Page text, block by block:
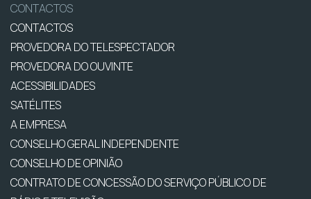
CONTACTOS
CONTACTOS
PROVEDORA DO TELESPECTADOR
PROVEDORA DO OUVINTE
ACESSIBILIDADES
SATÉLITES
A EMPRESA
CONSELHO GERAL INDEPENDENTE
CONSELHO DE OPINIÃO
CONTRATO DE CONCESSÃO DO SERVIÇO PÚBLICO DE